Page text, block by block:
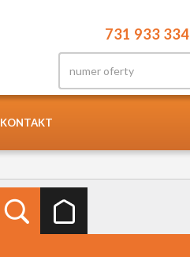
731 933 334
KONTAKT